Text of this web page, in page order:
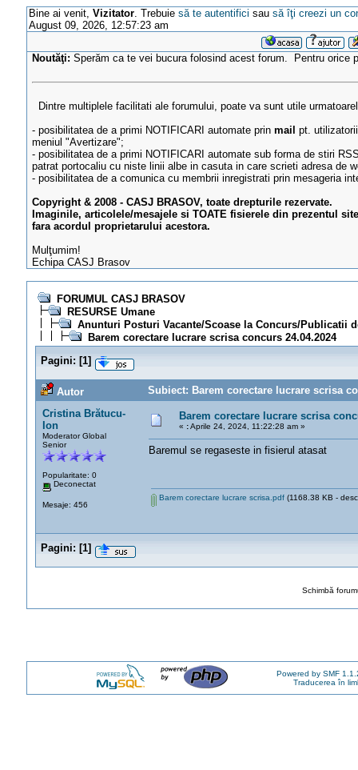
Bine ai venit, Vizitator. Trebuie să te autentifici sau să îţi creezi un
August 09, 2026, 12:57:23 am
Noutăţi: Sperăm ca te vei bucura folosind acest forum. Pentru orice
Dintre multiplele facilitati ale forumului, poate va sunt utile
- posibilitatea de a primi NOTIFICARI automate prinmail pt.
meniul "Avertizare";
- posibilitatea de a primi NOTIFICARI automate sub forma de stiri
patrat portocaliu cu niste linii albe in casuta in care scrieti adresa de
- posibilitatea de a comunica cu membrii inregistrati prin mesageria
Copyright & 2008 - CASJ BRASOV, toate drepturile rezervate.
Imaginile, articolele/mesajele si TOATE fisierele din prezentul
fara acordul proprietarului acestora.
Mulţumim!
Echipa CASJ Brasov
FORUMUL CASJ BRASOV
RESURSE Umane
Anunturi Posturi Vacante/Scoase la Concurs/Publicatii
Barem corectare lucrare scrisa concurs 24.04.2024
Pagini: [1]
Autor
Subiect: Barem corectare lucrare scrisa
Cristina Brătucu-
Ion
Moderator Global
Senior
Popularitate: 0
Deconectat
Mesaje: 456
Barem corectare lucrare scrisa
« :Aprile 24, 2024, 11:22:28 am »
Baremul se regaseste in fisierul atasat
Barem corectare lucrare scrisa.pdf(1168.38 KB -
Pagini: [1]
Schimbă
Powered by SMF
Traducerea în